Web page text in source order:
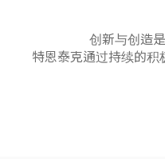
创新与创造
特恩泰克通过持续的积